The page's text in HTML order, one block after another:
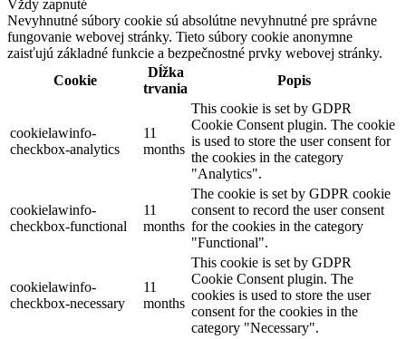
Vždy zapnuté
Nevyhnutné súbory cookie sú absolútne nevyhnutné pre správne
fungovanie webovej stránky. Tieto súbory cookie anonymne
zaisťujú základné funkcie a bezpečnostné prvky webovej stránky.
Cookie
Dĺžka
trvania
Popis
cookielawinfo-
checkbox-analytics
11
months
This cookie is set by GDPR
Cookie Consent plugin. The cookie
is used to store the user consent for
the cookies in the category
"Analytics".
cookielawinfo-
checkbox-functional
11
months
The cookie is set by GDPR cookie
consent to record the user consent
for the cookies in the category
"Functional".
cookielawinfo-
checkbox-necessary
11
months
This cookie is set by GDPR
Cookie Consent plugin. The
cookies is used to store the user
consent for the cookies in the
category "Necessary".